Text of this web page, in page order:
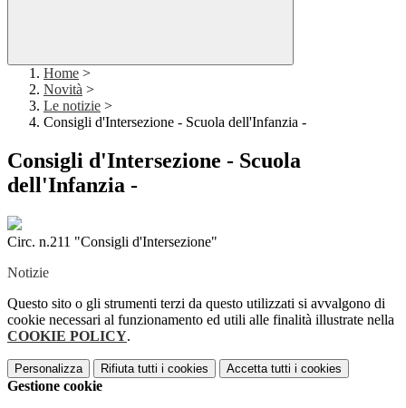
Home >
Novità >
Le notizie >
Consigli d'Intersezione - Scuola dell'Infanzia -
Consigli d'Intersezione - Scuola
dell'Infanzia -
Circ. n.211 "Consigli d'Intersezione"
Notizie
Questo sito o gli strumenti terzi da questo utilizzati si avvalgono di
cookie necessari al funzionamento ed utili alle finalità illustrate nella
COOKIE POLICY.
Personalizza Rifiuta tutti i cookies Accetta tutti i cookies
Gestione cookie